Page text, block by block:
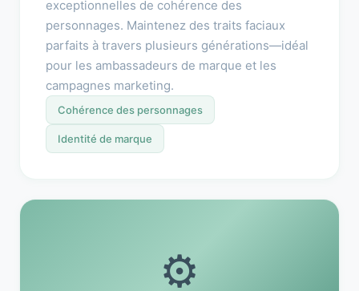
exceptionnelles de cohérence des
personnages. Maintenez des traits faciaux
parfaits à travers plusieurs générations—idéal
pour les ambassadeurs de marque et les
campagnes marketing.
Cohérence des personnages
Identité de marque
⚙️